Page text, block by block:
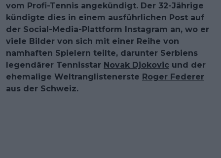
vom Profi-Tennis angekündigt. Der 32-Jährige
kündigte dies in einem ausführlichen Post auf
der Social-Media-Plattform Instagram an, wo er
viele Bilder von sich mit einer Reihe von
namhaften Spielern teilte, darunter Serbiens
legendärer Tennisstar Novak Djokovic und der
ehemalige Weltranglistenerste Roger Federer
aus der Schweiz.